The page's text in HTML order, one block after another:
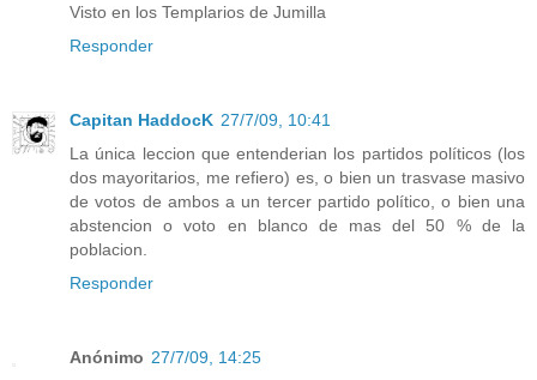
Visto en los Templarios de Jumilla
Responder
Capitan HaddocK 27/7/09, 10:41
La única leccion que entenderian los partidos políticos (los
dos mayoritarios, me refiero) es, o bien un trasvase masivo
de votos de ambos a un tercer partido político, o bien una
abstencion o voto en blanco de mas del 50 % de la
poblacion.
Responder
Anónimo 27/7/09, 14:25